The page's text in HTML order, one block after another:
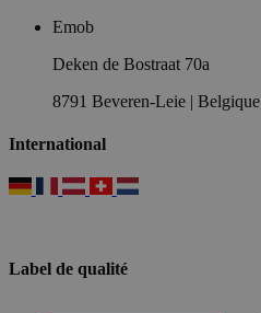
Emob
Deken de Bostraat 70a
8791 Beveren-Leie | Belgique
International
Label de qualité